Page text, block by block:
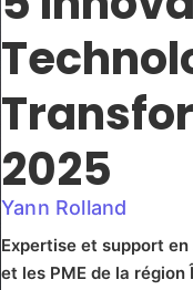
2025
Yann Rolland
Expertise et support
et les PME de la région